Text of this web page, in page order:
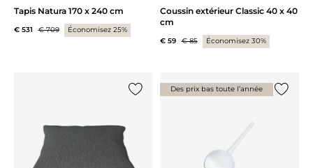
Tapis Natura 170 x 240 cm
€ 531 € 709 Économisez 25%
Coussin extérieur Classic 40 x 40
cm
€ 59 € 85 Économisez 30%
Des prix bas toute l’année